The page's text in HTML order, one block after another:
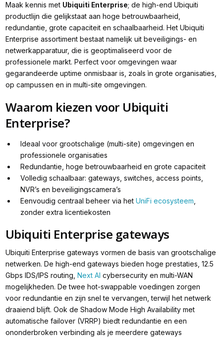
Maak kennis met Ubiquiti Enterprise; de high-end Ubiquiti
productlijn die gelijkstaat aan hoge betrouwbaarheid,
redundantie, grote capaciteit en schaalbaarheid. Het Ubiquiti
Enterprise assortiment bestaat namelijk uit beveiligings- en
netwerkapparatuur, die is geoptimaliseerd voor de
professionele markt. Perfect voor omgevingen waar
gegarandeerde uptime onmisbaar is, zoals ìn grote organisaties,
op campussen en in multi-site omgevingen.
Waarom kiezen voor Ubiquiti
Enterprise?
Ideaal voor grootschalige (multi-site) omgevingen en
professionele organisaties
Redundantie, hoge betrouwbaarheid en grote capaciteit
Volledig schaalbaar: gateways, switches, access points,
NVR’s en beveiligingscamera’s
Eenvoudig centraal beheer via hetUniFi ecosysteem
zonder extra licentiekosten
Ubiquiti Enterprise gateways
Ubiquiti Enterprise gateways vormen de basis van grootschalige
netwerken. De high-end gateways bieden hoge prestaties, 12.5
Gbps IDS/IPS routing, Next AI cybersecurity en multi-WAN
mogelijkheden. De twee hot-swappable voedingen zorgen
voor redundantie en zijn snel te vervangen, terwijl het netwerk
draaiend blijft. Ook de Shadow Mode High Availability met
automatische failover (VRRP) biedt redundantie en een
ononderbroken verbinding als je meerdere gateways